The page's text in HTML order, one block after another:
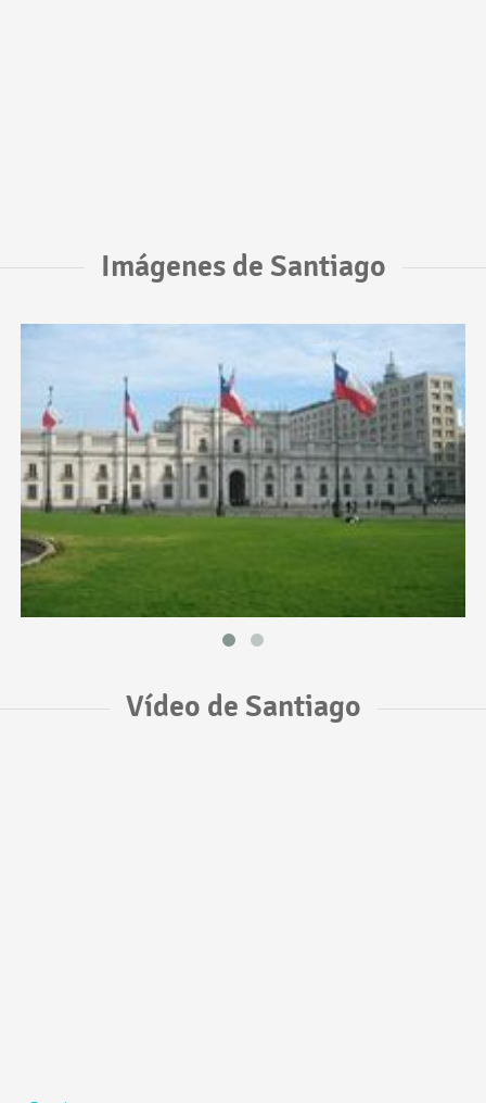
Imágenes de Santiago
Vídeo de Santiago